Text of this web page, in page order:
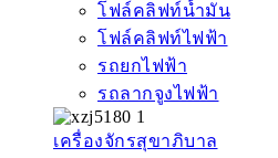
โฟล์คลิฟท์น้ำมัน
โฟล์คลิฟท์ไฟฟ้า
รถยกไฟฟ้า
รถลากจูงไฟฟ้า
เครื่องจักรสุขาภิบาล